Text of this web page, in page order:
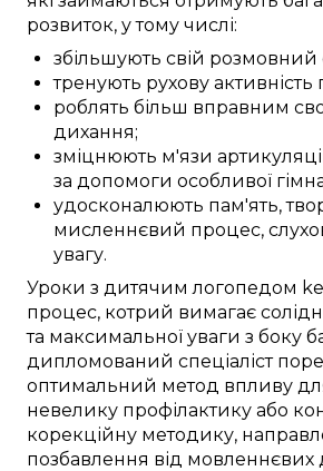
розвиток, у тому числі:
збільшують свій розмовний
тренують рухову активність
роблять більш вправним
дихання;
зміцнюють м'язи
за допомоги особливої
удосконалюють пам'ять,
мисленнєвий процес,
увагу.
Уроки з дитячим логопедом
процес, котрий вимагає
та максимальної уваги з боку
дипломований спеціаліст
оптимальний метод впливу
невелику профілактику або
корекційну методику,
позбавлення від мовленнєвих